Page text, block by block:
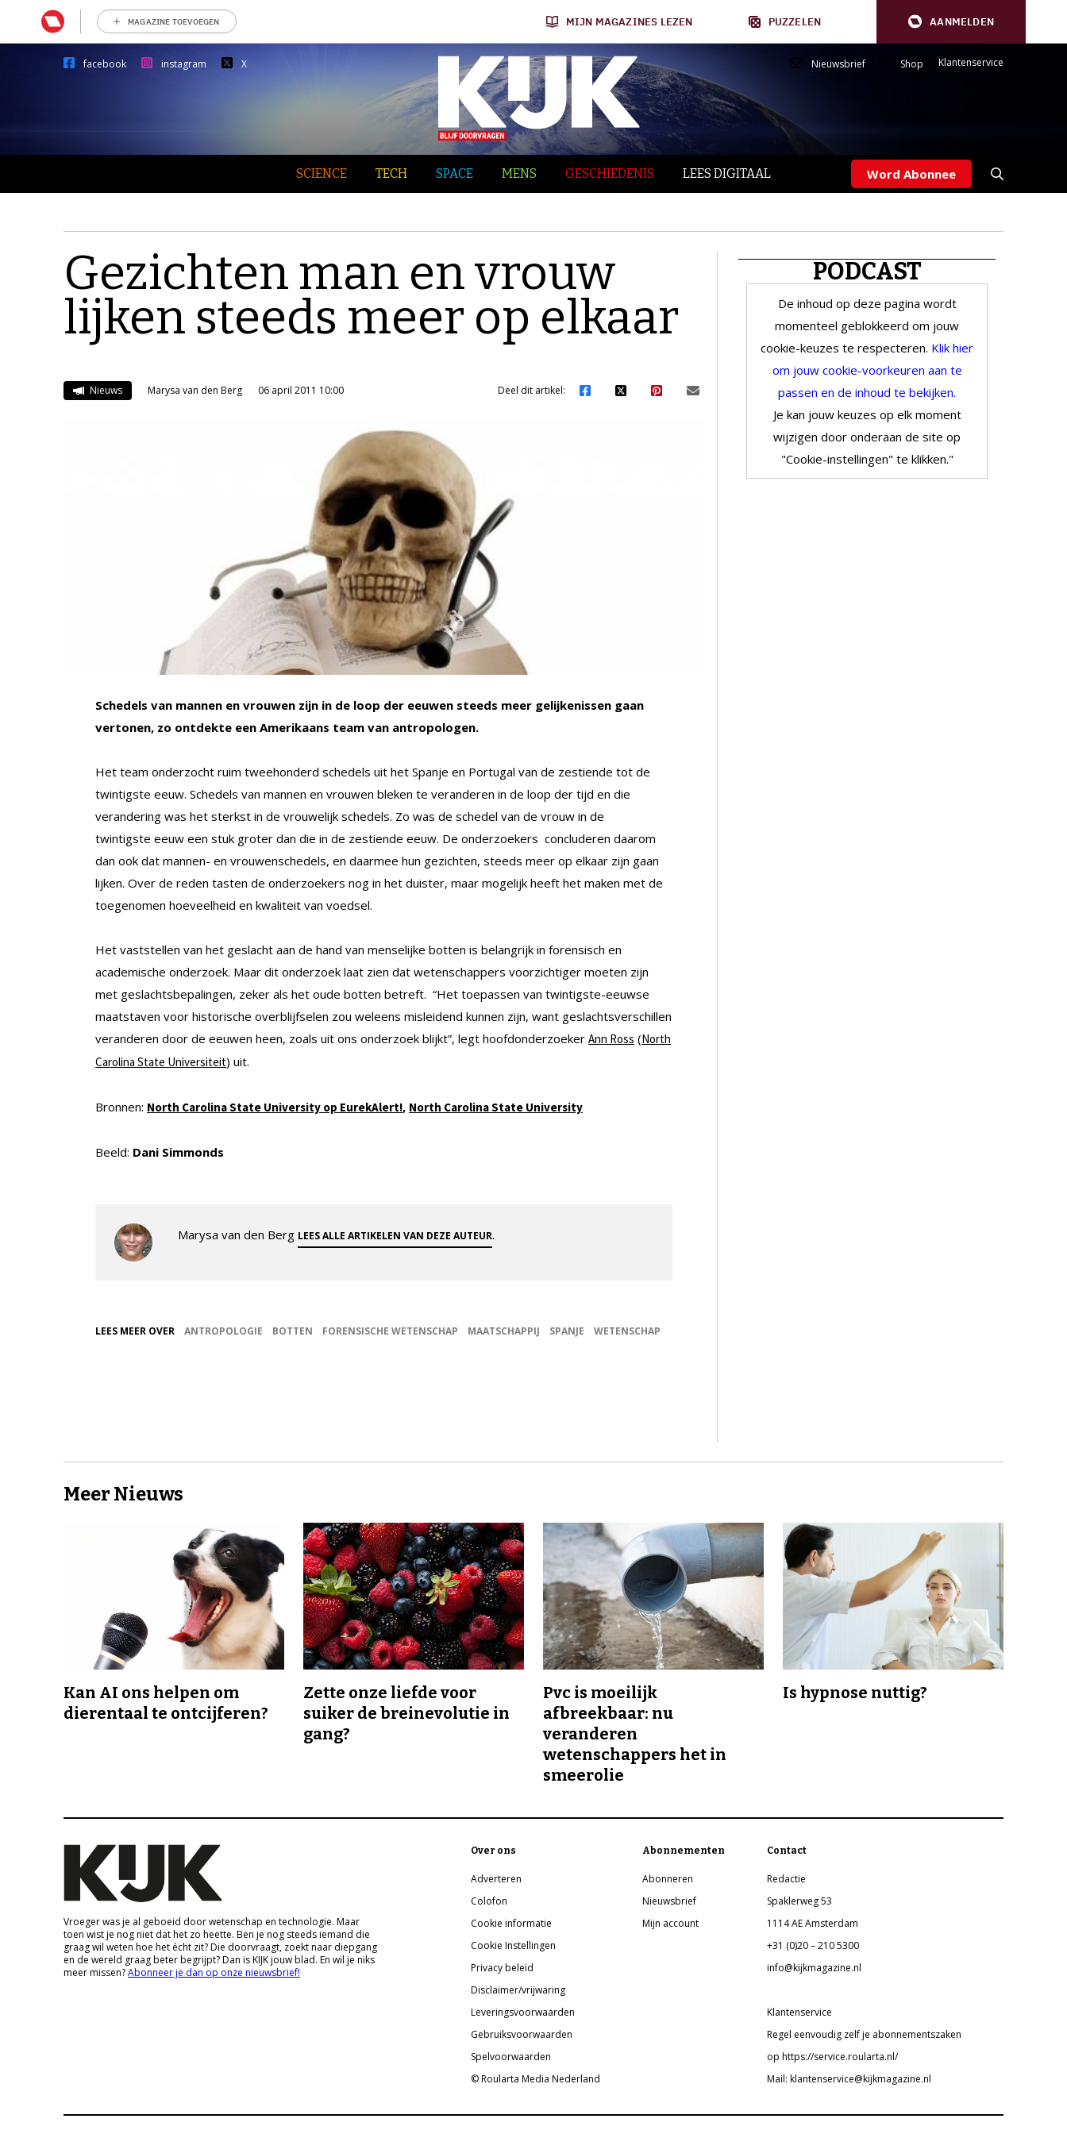
MAGAZINE TOEVOEGEN MIJN MAGAZINES LEZEN PUZZELEN AANMELDEN
facebook instagram X Nieuwsbrief Shop Klantenservice
SCIENCE TECH SPACE MENS GESCHIEDENIS LEES DIGITAAL Word Abonnee
Gezichten man en vrouw
lijken steeds meer op elkaar
Nieuws Marysa van den Berg 06 april 2011 10:00 Deel dit artikel:
Schedels van mannen en vrouwen zijn in de loop der eeuwen steeds meer gelijkenissen gaan
vertonen, zo ontdekte een Amerikaans team van antropologen.
Het team onderzocht ruim tweehonderd schedels uit het Spanje en Portugal van de zestiende tot de
twintigste eeuw. Schedels van mannen en vrouwen bleken te veranderen in de loop der tijd en die
verandering was het sterkst in de vrouwelijk schedels. Zo was de schedel van de vrouw in de
twintigste eeuw een stuk groter dan die in de zestiende eeuw. De onderzoekers concluderen daarom
dan ook dat mannen- en vrouwenschedels, en daarmee hun gezichten, steeds meer op elkaar zijn gaan
lijken. Over de reden tasten de onderzoekers nog in het duister, maar mogelijk heeft het maken met de
toegenomen hoeveelheid en kwaliteit van voedsel.
Het vaststellen van het geslacht aan de hand van menselijke botten is belangrijk in forensisch en
academische onderzoek. Maar dit onderzoek laat zien dat wetenschappers voorzichtiger moeten zijn
met geslachtsbepalingen, zeker als het oude botten betreft. “Het toepassen van twintigste-eeuwse
maatstaven voor historische overblijfselen zou weleens misleidend kunnen zijn, want geslachtsverschillen
veranderen door de eeuwen heen, zoals uit ons onderzoek blijkt”, legt hoofdonderzoeker Ann Ross (North
Carolina State Universiteit) uit.
Bronnen: North Carolina State University op EurekAlert!, North Carolina State University
Beeld: Dani Simmonds
Marysa van den Berg LEES ALLE ARTIKELEN VAN DEZE AUTEUR.
LEES MEER OVER ANTROPOLOGIE BOTTEN FORENSISCHE WETENSCHAP MAATSCHAPPIJ SPANJE WETENSCHAP
PODCAST
De inhoud op deze pagina wordt
momenteel geblokkeerd om jouw
cookie-keuzes te respecteren. Klik hier
om jouw cookie-voorkeuren aan te
passen en de inhoud te bekijken.
Je kan jouw keuzes op elk moment
wijzigen door onderaan de site op
"Cookie-instellingen" te klikken."
Meer Nieuws
Kan AI ons helpen om
dierentaal te ontcijferen?
Zette onze liefde voor
suiker de breinevolutie in
gang?
Pvc is moeilijk
afbreekbaar: nu
veranderen
wetenschappers het in
smeerolie
Is hypnose nuttig?
Vroeger was je al geboeid door wetenschap en technologie. Maar
toen wist je nog niet dat het zo heette. Ben je nog steeds iemand die
graag wil weten hoe het écht zit? Die doorvraagt, zoekt naar diepgang
en de wereld graag beter begrijpt? Dan is KIJK jouw blad. En wil je niks
meer missen?Abonneer je dan op onze nieuwsbrief!
Over ons
Adverteren
Colofon
Cookie informatie
Cookie Instellingen
Privacy beleid
Disclaimer/vrijwaring
Leveringsvoorwaarden
Gebruiksvoorwaarden
Spelvoorwaarden
© Roularta Media Nederland
Abonnementen
Abonneren
Nieuwsbrief
Mijn account
Contact
Redactie
Spaklerweg 53
1114 AE Amsterdam
+31 (0)20 – 210 5300
info@kijkmagazine.nl
Klantenservice
Regel eenvoudig zelf je abonnementszaken
op https://service.roularta.nl/
Mail: klantenservice@kijkmagazine.nl